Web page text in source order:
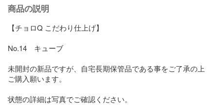
商品の説明
【チョロQ こだわり仕上げ】
No.14　キューブ
未開封の新品ですが、自宅長期保管品である事をご了承の上
ご購入願います。
状態の詳細は写真でご確認ください。